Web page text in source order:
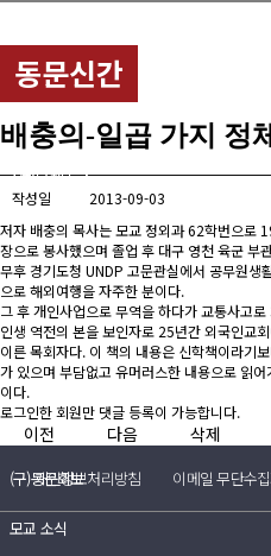
총동문회 뉴스
산하단체 뉴스
동문 동정
경조사
포토 갤러리
영상 갤러리
동문회보
(구)동문회보
모교 소식
동문신간
배충의-일곱 가지 정
작성일
2013-09-03
저자 배충의 목사는 모교 정외과 62학번으로
장으로 봉사했으며 졸업 후 대구 영천 육군 부
무후 경기도청 UNDP 고문관실에서 공무원생
으로 해외여행을 자주한 분이다.
그 후 개인사업으로 무역을 하다가 교통사고
인생 역전의 본을 보인자로 25년간 외국인교
이른 목회자다. 이 책의 내용은 신학책이라기
가 있으며 부담없고 유머러스한 내용으로 읽
이다.
로그인한 회원만 댓글 등록이 가능합니다.
이전 다음 삭제
개인정보처리방침 이메일 무단수